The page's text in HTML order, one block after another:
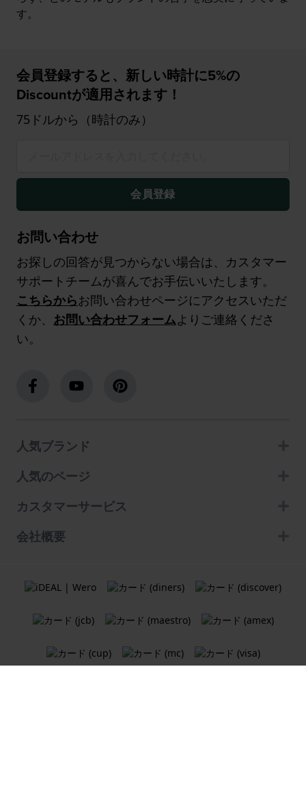
す。
会員登録すると、新しい時計に5%の
Discountが適用されます！
75ドルから（時計のみ）
会員登録
お問い合わせ
お探しの回答が見つからない場合は、カスタマー
サポートチームが喜んでお手伝いいたします。
こちらからお問い合わせページにアクセスいただ
くか、 お問い合わせフォームよりご連絡くださ
い。
人気ブランド
人気のページ
カスタマーサービス
会社概要